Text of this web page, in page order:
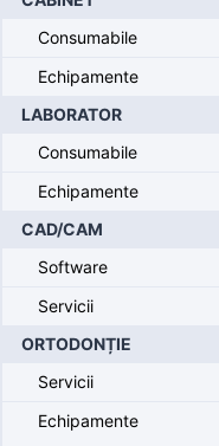
Consumabile
Echipamente
LABORATOR
Consumabile
Echipamente
CAD/CAM
Software
Servicii
ORTODONȚIE
Servicii
Echipamente
Pack)
(Black) (4
Produse
Overdenture Lab
Stoc suficient